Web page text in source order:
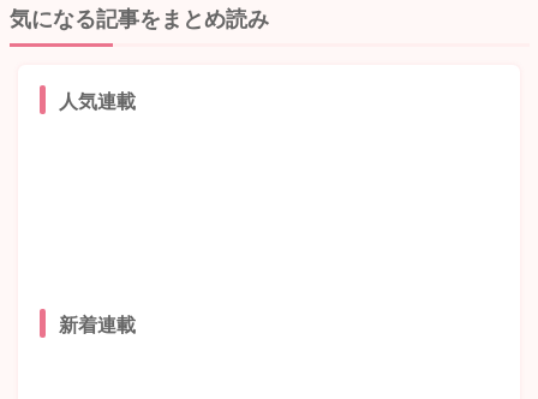
気になる記事をまとめ読み
人気連載
新着連載